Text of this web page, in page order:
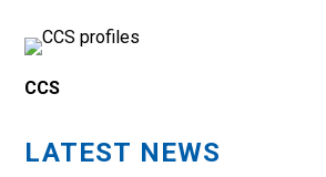
CCS
LATEST NEWS